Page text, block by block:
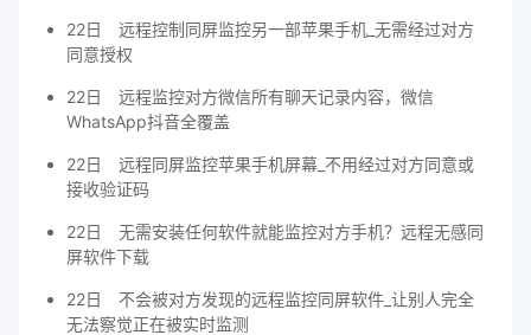
22日
远程控制同屏监控另一部苹果手机_无需经过对方
同意授权
22日
远程监控对方微信所有聊天记录内容，微信
WhatsApp抖音全覆盖
22日
远程同屏监控苹果手机屏幕_不用经过对方同意或
接收验证码
22日
无需安装任何软件就能监控对方手机？远程无感同
屏软件下载
22日
不会被对方发现的远程监控同屏软件_让别人完全
无法察觉正在被实时监测